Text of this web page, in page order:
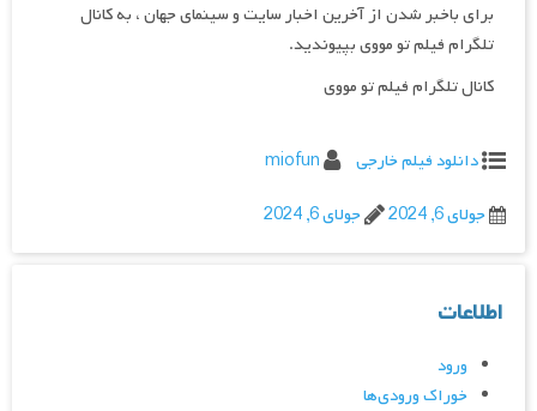
برای باخبر شدن از آخرین اخبار سایت و سینمای جهان ، به کانال
تلگرام فیلم تو مووی بپیوندید.
کانال تلگرام فیلم تو مووی
دانلود فیلم خارجی
miofun
جولای 6, 2024
جولای 6, 2024
اطلاعات
ورود
خوراک ورودی‌ها